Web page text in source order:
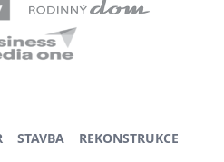
STAVBA
REKONSTRUKCE